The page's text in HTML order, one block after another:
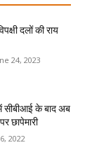
दलों की राय
24, 2023
सीबीआई के बाद अब
छापेमारी
2022